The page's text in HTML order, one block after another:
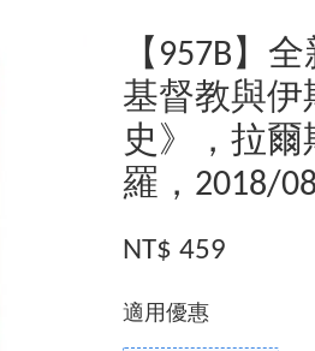
【957B】
基督教與伊
史》，拉
羅，2018/
NT$ 459
適用優惠